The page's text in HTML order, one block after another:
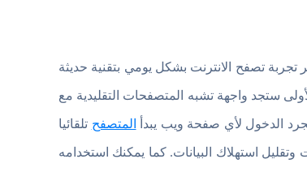
تصفح الانترنت بشكل يومي بتقنية حديثة
ستجد واجهة تشبه المتصفحات التقليدية مع
الدخول لأي صفحة ويب يبدأ المتصفح تلقائيا
استهلاك البيانات. كما يمكنك استخدامه